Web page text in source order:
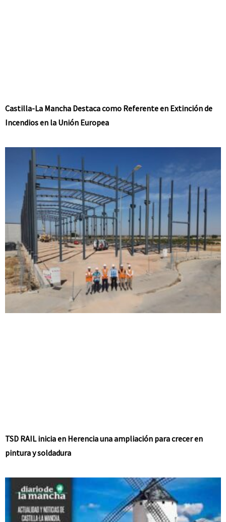
Castilla-La Mancha Destaca como Referente en Extinción de
Incendios en la Unión Europea
TSD RAIL inicia en Herencia una ampliación para crecer en
pintura y soldadura